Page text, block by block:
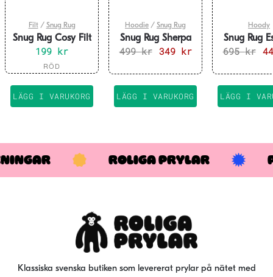
Filt/ Snug Rug
Snug Rug Cosy Filt
Med Armar
199 kr
LÄGG I VARUKORG
Den
produkten
har
produktsidan
RÖD
Hoodie / Snug Rug
Snug Rug Sherpa
Hoodie Blå
499kr
Det
ursprungliga
priset
349 krDet
nuvarande
priset
är:
349 kr.
LÄGG I VARUKORG
Hoody
Snug Rug
Hoodie
695kr
LÄGG I
ROLIGA PRYLAR
Klassiska svenska butiken som levererat prylar på nätet med